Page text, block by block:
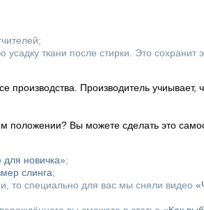
ткани после стирки. Это сохранит
Производитель учиывает,
положении? Вы можете сделать это
новичка»;
слинга;
то специально для вас мы сняли видео